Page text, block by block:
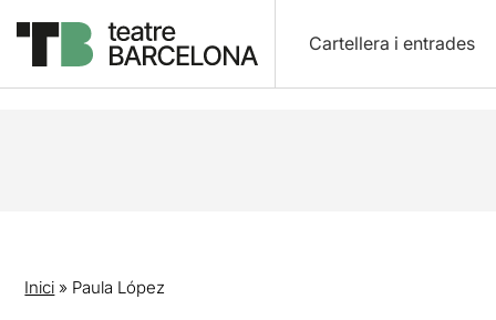
Cartellera i entrades
Inici » Paula López